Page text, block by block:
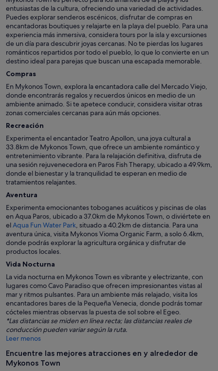
entusiastas de la cultura, ofreciendo una variedad de actividades.
Puedes explorar senderos escénicos, disfrutar de compras en
encantadoras boutiques y relajarte en la playa del pueblo. Para una
experiencia más inmersiva, considera tours por la isla y excursiones
de un día para descubrir joyas cercanas. No te pierdas los lugares
románticos repartidos por todo el pueblo, lo que lo convierte en un
destino ideal para parejas que buscan una escapada memorable.
Compras
En Mykonos Town, explora la encantadora calle del Mercado Viejo,
donde encontrarás regalos y recuerdos únicos en medio de un
ambiente animado. Si te apetece conducir, considera visitar otras
zonas comerciales cercanas para aún más opciones.
Recreación
Experimenta el encantador Teatro Apollon, una joya cultural a
33.8km de Mykonos Town, que ofrece un ambiente romántico y
entretenimiento vibrante. Para la relajación definitiva, disfruta de
una sesión rejuvenecedora en Paros Fish Therapy, ubicado a 49.9km,
donde el bienestar y la tranquilidad te esperan en medio de
tratamientos relajantes.
Aventura
Experimenta emocionantes toboganes acuáticos y piscinas de olas
en Aqua Paros, ubicado a 37.0km de Mykonos Town, o diviértete en
elAqua Fun Water Park , situado a 40.2km de distancia. Para una
aventura única, visita Mykonos Vioma Organic Farm, a solo 6.4km,
donde podrás explorar la agricultura orgánica y disfrutar de
productos locales.
Vida Nocturna
La vida nocturna en Mykonos Town es vibrante y electrizante, con
lugares como Cavo Paradiso que ofrecen impresionantes vistas al
mar y ritmos pulsantes. Para un ambiente más relajado, visita los
encantadores bares de la Pequeña Venecia, donde podrás tomar
cócteles mientras observas la puesta de sol sobre el Egeo.
*Las distancias se miden en línea recta; las distancias reales de
conducción pueden variar según la ruta.
Leer menos
Encuentre las mejores atracciones en y alrededor de
Mykonos Town